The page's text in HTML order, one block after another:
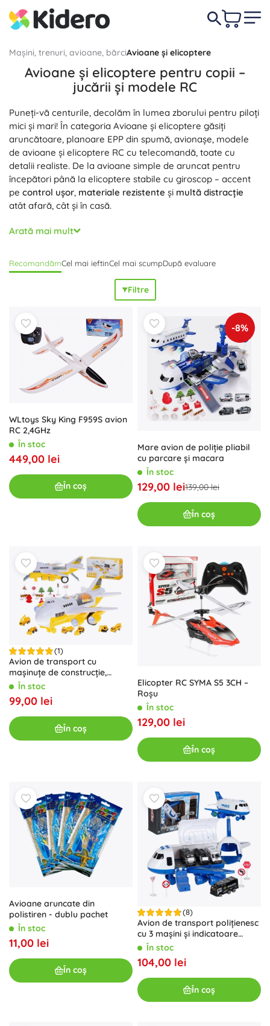
Mașini, trenuri, avioane, bărciAvioane și elicoptere
Avioane și elicoptere pentru copii –
jucării și modele RC
Puneți-vă centurile, decolăm în lumea zborului pentru piloți
mici și mari! În categoria Avioane și elicoptere găsiți
aruncătoare, planoare EPP din spumă, avionașe, modele
de avioane și elicoptere RC cu telecomandă, toate cu
detalii realiste. De la avioane simple de aruncat pentru
începători până la elicoptere stabile cu giroscop – accent
pe control ușor, materiale rezistente și multă distracție
atât afară, cât și în casă.
Avioanele și elicopterele pentru copii susțin dezvoltarea
motricității fine și a coordonării mână–ochi, îi învață bazele
spațială. Datorită greutății reduse a modelelor din spumă,
pentru începători, în timp ce modelele precise
cu tren de aterizare, lumini și sunete îi vor încânta și pe
pasionații avansați. Seturile creative de construcție de
avioane antrenează, în plus, răbdarea și
gândirea creativă
Alegeți în funcție de vârstă și stilul de zbor: avioane de
aruncat pentru parc, avioane cu lansare pentru acțiune
dinamică, avioane RC și elicoptere RC cu diferite anverguri
ale aripilor și autonomie a bateriei pentru zboruri mai lungi.
Sunt disponibile și modele rezistente pentru zbor indoor,
precum și aparate robuste pentru exterior. Fie că doriți
zboruri scurte de antrenament sau misiuni lungi, această
categorie va aduce unsentiment realist
distracție la
maximum
Arată mai mult
RecomandămCel mai ieftinCel mai scumpDupă evaluare
Filtre
WLtoys Sky King F959S avion
RC 2,4GHz
În stoc
449,00 lei
În coș
-8%
Mare avion de poliție pliabil
cu parcare și macara
În stoc
129,00 lei139,00 lei
În coș
(1)
Avion de transport cu
mașinuțe de construcție,
fuselaj deschis și efecte
luminoase
În stoc
99,00 lei
În coș
Elicopter RC SYMA S5 3CH –
Roșu
În stoc
129,00 lei
În coș
Avioane aruncate din
polistiren - dublu pachet
În stoc
11,00 lei
În coș
(8)
Avion de transport polițienesc
cu 3 mașini și indicatoare
rutiere
În stoc
104,00 lei
În coș